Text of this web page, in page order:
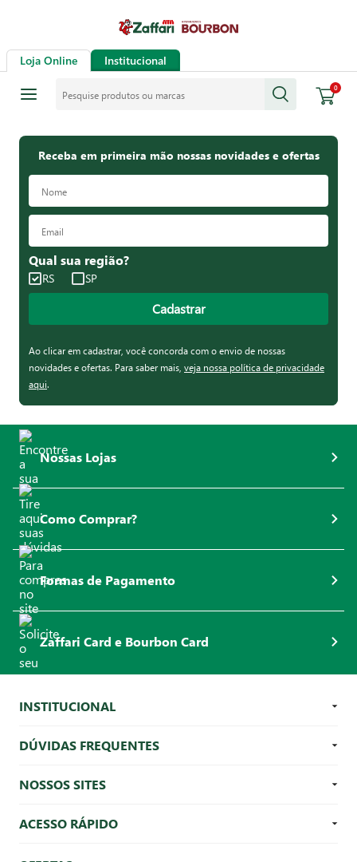
Loja Online Institucional
0
Receba em primeira mão nossas novidades e ofertas
Qual sua região?
RS SP
Cadastrar
Ao clicar em cadastrar, você concorda com o envio de nossas
novidades e ofertas. Para saber mais, veja nossa política de privacidade
aqui.
Nossas Lojas
Como Comprar?
Formas de Pagamento
Zaffari Card e Bourbon Card
INSTITUCIONAL
DÚVIDAS FREQUENTES
NOSSOS SITES
ACESSO RÁPIDO